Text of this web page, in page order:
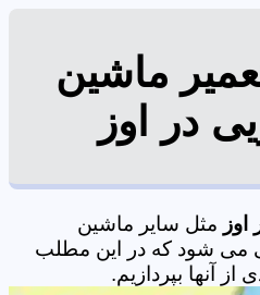
ماشین
در اوز
مثل سایر ماشین
می شود که در این مطلب
آنها بپردازیم.